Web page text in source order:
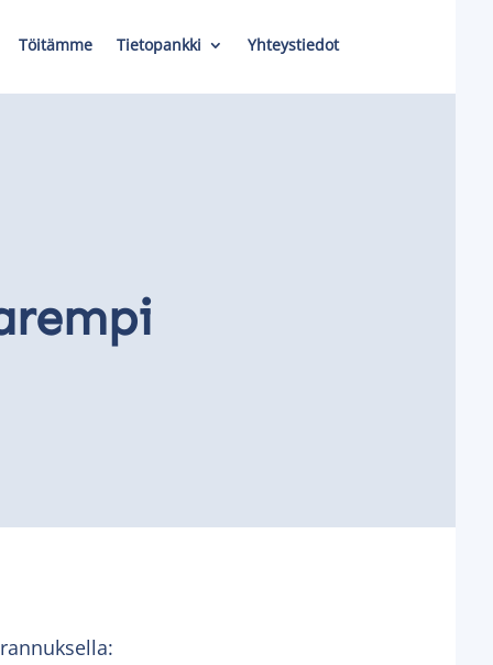
Töitämme Tietopankki Yhteystiedot